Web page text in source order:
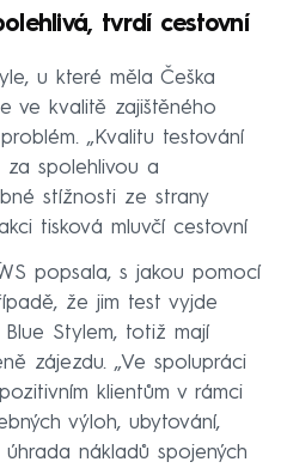
tvrdí cestovní
u které měla Češka
ve kvalitě zajištěného
„Kvalitu testování
za spolehlivou a
stížnosti ze strany
tisková mluvčí cestovní
popsala, s jakou pomocí
že jim test vyjde
Stylem, totiž mají
zájezdu. „Ve spolupráci
klientům v rámci
výloh, ubytování,
nákladů spojených